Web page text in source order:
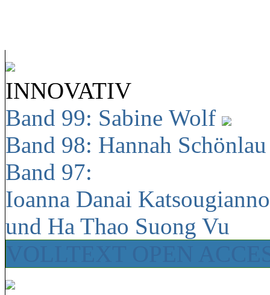
INNOVATIV
Band 99: Sabine Wolf
Band 98: Hannah
Band 97:
Ioanna Danai
und Ha Thao Suong Vu